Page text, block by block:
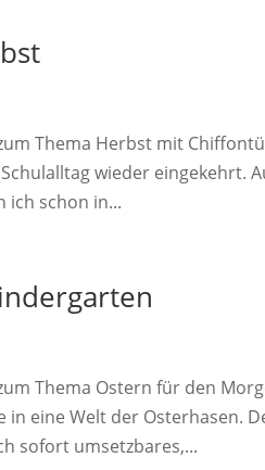
Thema Herbst mit
wieder eingekehrt.
ich schon in...
Thema Ostern für den
eine Welt der Osterhasen.
sofort umsetzbares,...